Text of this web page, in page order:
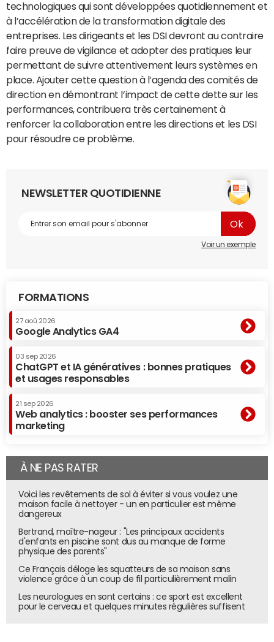
technologiques qui sont développées quotidiennement et
à l’accélération de la transformation digitale des
entreprises. Les dirigeants et les DSI devront au contraire
faire preuve de vigilance et adopter des pratiques leur
permettant de suivre attentivement leurs systèmes en
place. Ajouter cette question à l’agenda des comités de
direction en démontrant l’impact de cette dette sur les
performances, contribuera très certainement à
renforcer la collaboration entre les directions et les DSI
pour résoudre ce problème.
NEWSLETTER QUOTIDIENNE
Voir un exemple
FORMATIONS
27 aoû 2026
Google Analytics GA4
03 sep 2026
ChatGPT et IA génératives : bonnes pratiques
et usages responsables
21 sep 2026
Web analytics : booster ses performances
marketing
À NE PAS RATER
Voici les revêtements de sol à éviter si vous voulez une
maison facile à nettoyer - un en particulier est même
dangereux
Bertrand, maître-nageur : "Les principaux accidents
d'enfants en piscine sont dus au manque de forme
physique des parents"
Ce Français déloge les squatteurs de sa maison sans
violence grâce à un coup de fil particulièrement malin
Les neurologues en sont certains : ce sport est excellent
pour le cerveau et quelques minutes régulières suffisent